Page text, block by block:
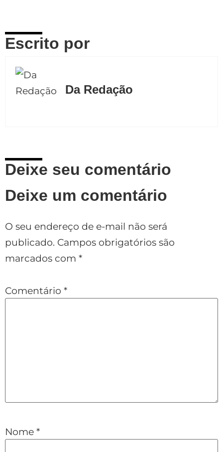
Escrito por
Da Redação
Deixe seu comentário
Deixe um comentário
O seu endereço de e-mail não será
publicado. Campos obrigatórios são
marcados com *
Comentário *
Nome *